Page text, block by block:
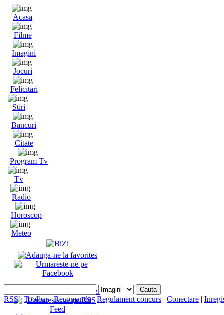
Acasa
Filme
Imagini
Jocuri
Felicitari
Stiri
Bancuri
Citate
Program Tv
Tv
Radio
Horoscop
Meteo
RSS| Toolbar|Recomanda|Regulament concurs | Conectare |